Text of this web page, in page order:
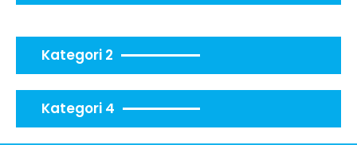
Kategori 2
Kategori 4